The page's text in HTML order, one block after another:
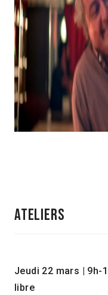
ATELIERs
Jeudi 22 mars 9h-
libre